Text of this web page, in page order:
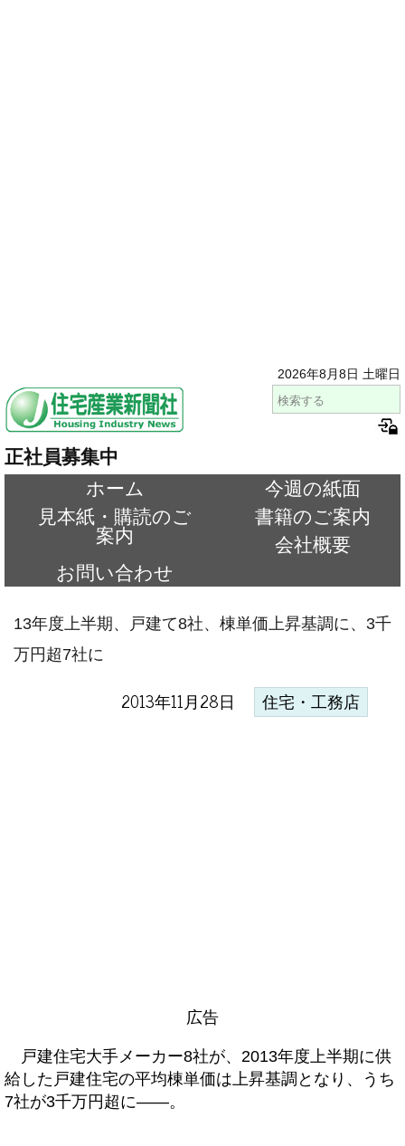
2026年8月8日 土曜日
正社員募集中
ホーム
今週の紙面
見本紙・購読のご
案内
書籍のご案内
会社概要
お問い合わせ
13年度上半期、戸建て8社、棟単価上昇基調に、3千
万円超7社に
2013年11月28日 住宅・工務店
広告
戸建住宅大手メーカー8社が、2013年度上半期に供
給した戸建住宅の平均棟単価は上昇基調となり、うち
7社が3千万円超に――。